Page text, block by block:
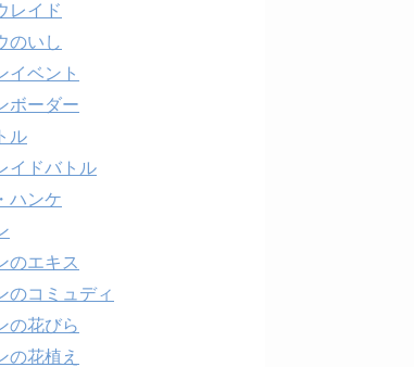
レイド
のいし
イベント
ボーダー
ル
イドバトル
ハンケ
のエキス
のコミュディ
の花びら
の花植え